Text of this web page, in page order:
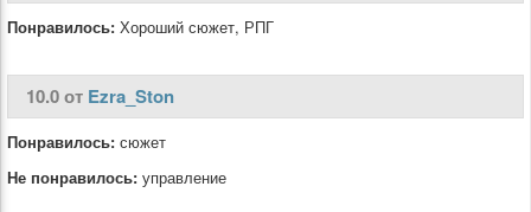
Понравилось: Хороший сюжет, РПГ
10.0 от Ezra_Ston
Понравилось: сюжет
Не понравилось: управление